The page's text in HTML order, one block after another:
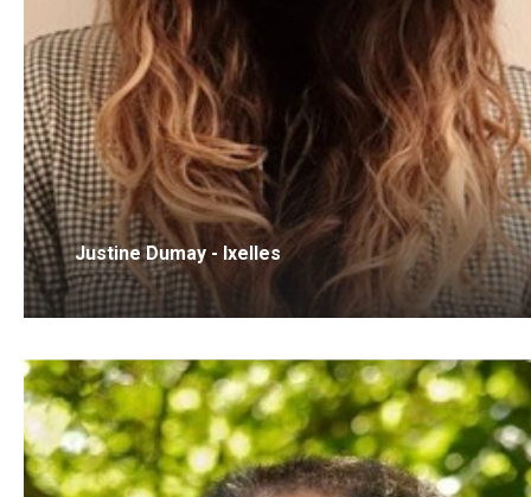
Justine Dumay - Ixelles